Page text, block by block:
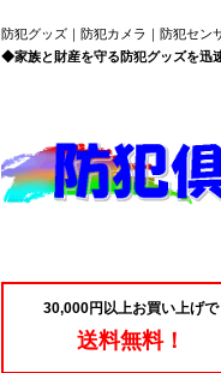
防犯グッズ｜防犯カメラ｜防犯セン
◆家族と財産を守る防犯グッズを迅
30,000円以上お買い上げで
送料無料！